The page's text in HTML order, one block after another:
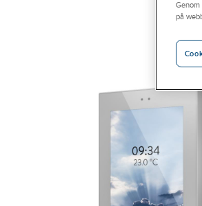
Genom
på